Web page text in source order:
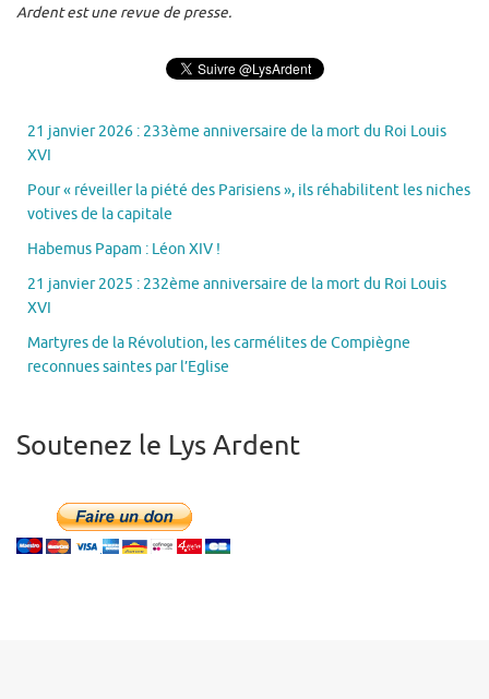
Ardent est une revue de presse.
21 janvier 2026 : 233ème anniversaire de la mort du Roi Louis
XVI
Pour « réveiller la piété des Parisiens », ils réhabilitent les niches
votives de la capitale
Habemus Papam : Léon XIV !
21 janvier 2025 : 232ème anniversaire de la mort du Roi Louis
XVI
Martyres de la Révolution, les carmélites de Compiègne
reconnues saintes par l’Eglise
Soutenez le Lys Ardent